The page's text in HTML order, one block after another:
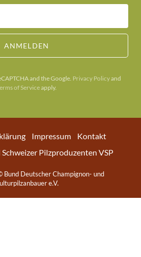
ANMELDEN
and the Google. Privacy Policyand
of Serviceapply.
Impressum
Kontakt
Pilzproduzenten VSP
Deutscher Champignon- und
e.V.